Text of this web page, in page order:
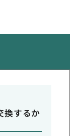
換するか